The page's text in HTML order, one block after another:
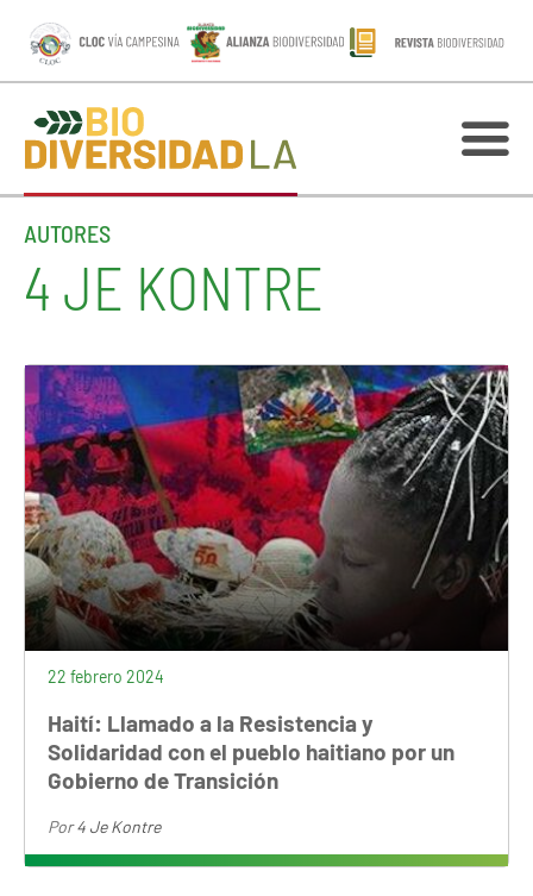
AUTORES
4 JE KONTRE
22 febrero 2024
Haití: Llamado a la Resistencia y
Solidaridad con el pueblo haitiano por un
Gobierno de Transición
Por4 Je Kontre